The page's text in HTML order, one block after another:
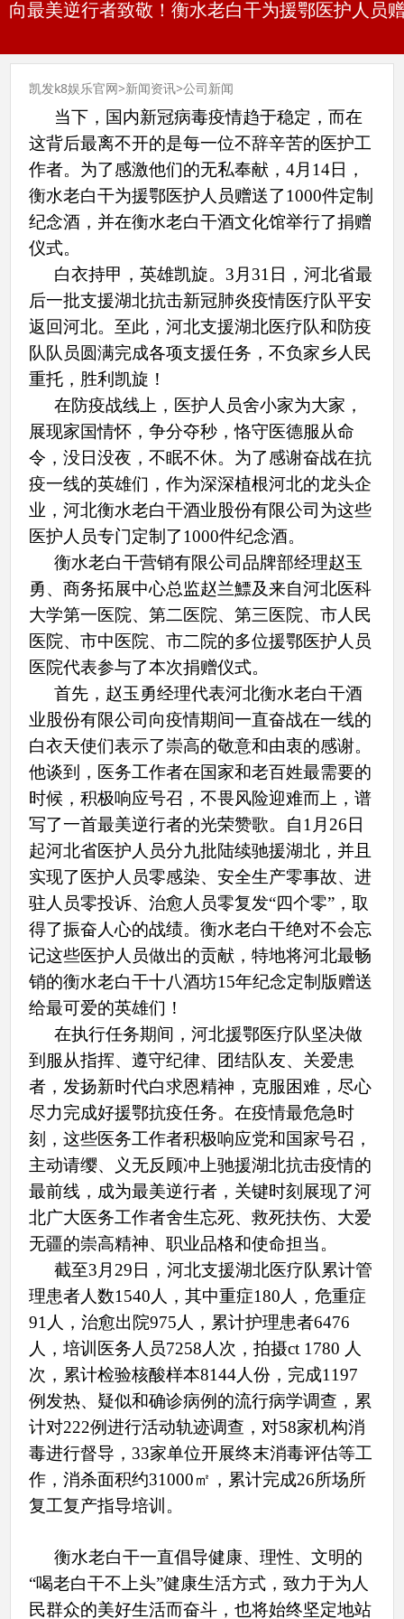
向最美逆行者致敬！衡水老白干为援鄂医护人员
凯发k8娱乐官网>新闻资讯>公司新闻
当下，国内新冠病毒疫情趋于稳定，而在
这背后最离不开的是每一位不辞辛苦的医护工
作者。为了感激他们的无私奉献，4月14日，
衡水老白干为援鄂医护人员赠送了1000件定制
纪念酒，并在衡水老白干酒文化馆举行了捐赠
仪式。
白衣持甲，英雄凯旋。 3月31日，河北省最
后一批支援湖北抗击新冠肺炎疫情医疗队平安
返回河北。至此，河北支援湖北医疗队和防疫
队队员圆满完成各项支援任务，不负家乡人民
重托，胜利凯旋！
在防疫战线上，医护人员舍小家为大家，
展现家国情怀，争分夺秒，恪守医德服从命
令，没日没夜，不眠不休。为了感谢奋战在抗
疫一线的英雄们，作为深深植根河北的龙头企
业，河北衡水老白干酒业股份有限公司为这些
医护人员专门定制了1000件纪念酒。
衡水老白干营销有限公司品牌部经理赵玉
勇、商务拓展中心总监赵兰鰾及来自河北医科
大学第一医院、第二医院、第三医院、市人民
医院、市中医院、市二院的多位援鄂医护人员
医院代表参与了本次捐赠仪式。
首先，赵玉勇经理代表河北衡水老白干酒
业股份有限公司向疫情期间一直奋战在一线的
白衣天使们表示了崇高的敬意和由衷的感谢。
他谈到，医务工作者在国家和老百姓最需要的
时候，积极响应号召，不畏风险迎难而上，谱
写了一首最美逆行者的光荣赞歌。自1月26日
起河北省医护人员分九批陆续驰援湖北，并且
实现了医护人员零感染、安全生产零事故、进
驻人员零投诉、治愈人员零复发“四个零”，取
得了振奋人心的战绩。衡水老白干绝对不会忘
记这些医护人员做出的贡献，特地将河北最畅
销的衡水老白干十八酒坊15年纪念定制版赠送
给最可爱的英雄们！
在执行任务期间，河北援鄂医疗队坚决做
到服从指挥、遵守纪律、团结队友、关爱患
者，发扬新时代白求恩精神，克服困难，尽心
尽力完成好援鄂抗疫任务。在疫情最危急时
刻，这些医务工作者积极响应党和国家号召，
主动请缨、义无反顾冲上驰援湖北抗击疫情的
最前线，成为最美逆行者，关键时刻展现了河
北广大医务工作者舍生忘死、救死扶伤、大爱
无疆的崇高精神、职业品格和使命担当。
截至3月29日，河北支援湖北医疗队累计管
理患者人数1540人，其中重症180人，危重症
91人，治愈出院975人，累计护理患者6476
人，培训医务人员7258人次，拍摄ct 1780 人
次，累计检验核酸样本8144人份，完成1197
例发热、疑似和确诊病例的流行病学调查，累
计对222例进行活动轨迹调查，对58家机构消
毒进行督导，33家单位开展终末消毒评估等工
作，消杀面积约31000㎡，累计完成26所场所
复工复产指导培训。
衡水老白干一直倡导健康、理性、文明的
“喝老白干不上头”健康生活方式，致力于为人
民群众的美好生活而奋斗，也将始终坚定地站